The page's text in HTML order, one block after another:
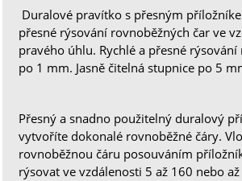
Duralové pravítko s přesným
přesné rýsování rovnoběžných čar ve
pravého úhlu. Rychlé a přesné
po 1 mm. Jasně čitelná stupnice po 5
Přesný a snadno použitelný duralový
vytvoříte dokonalé rovnoběžné čáry.
rovnoběžnou čáru posouváním
rýsovat ve vzdálenosti 5 až 160 nebo